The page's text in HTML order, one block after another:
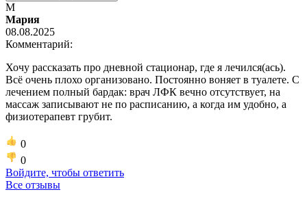
М
Мария
08.08.2025
Комментарий:
Хочу рассказать про дневной стационар, где я лечился(ась).
Всё очень плохо организовано. Постоянно воняет в туалете. С
лечением полный бардак: врач ЛФК вечно отсутствует, на
массаж записывают не по расписанию, а когда им удобно, а
физиотерапевт грубит.
0
0
Войдите, чтобы ответить
Все отзывы